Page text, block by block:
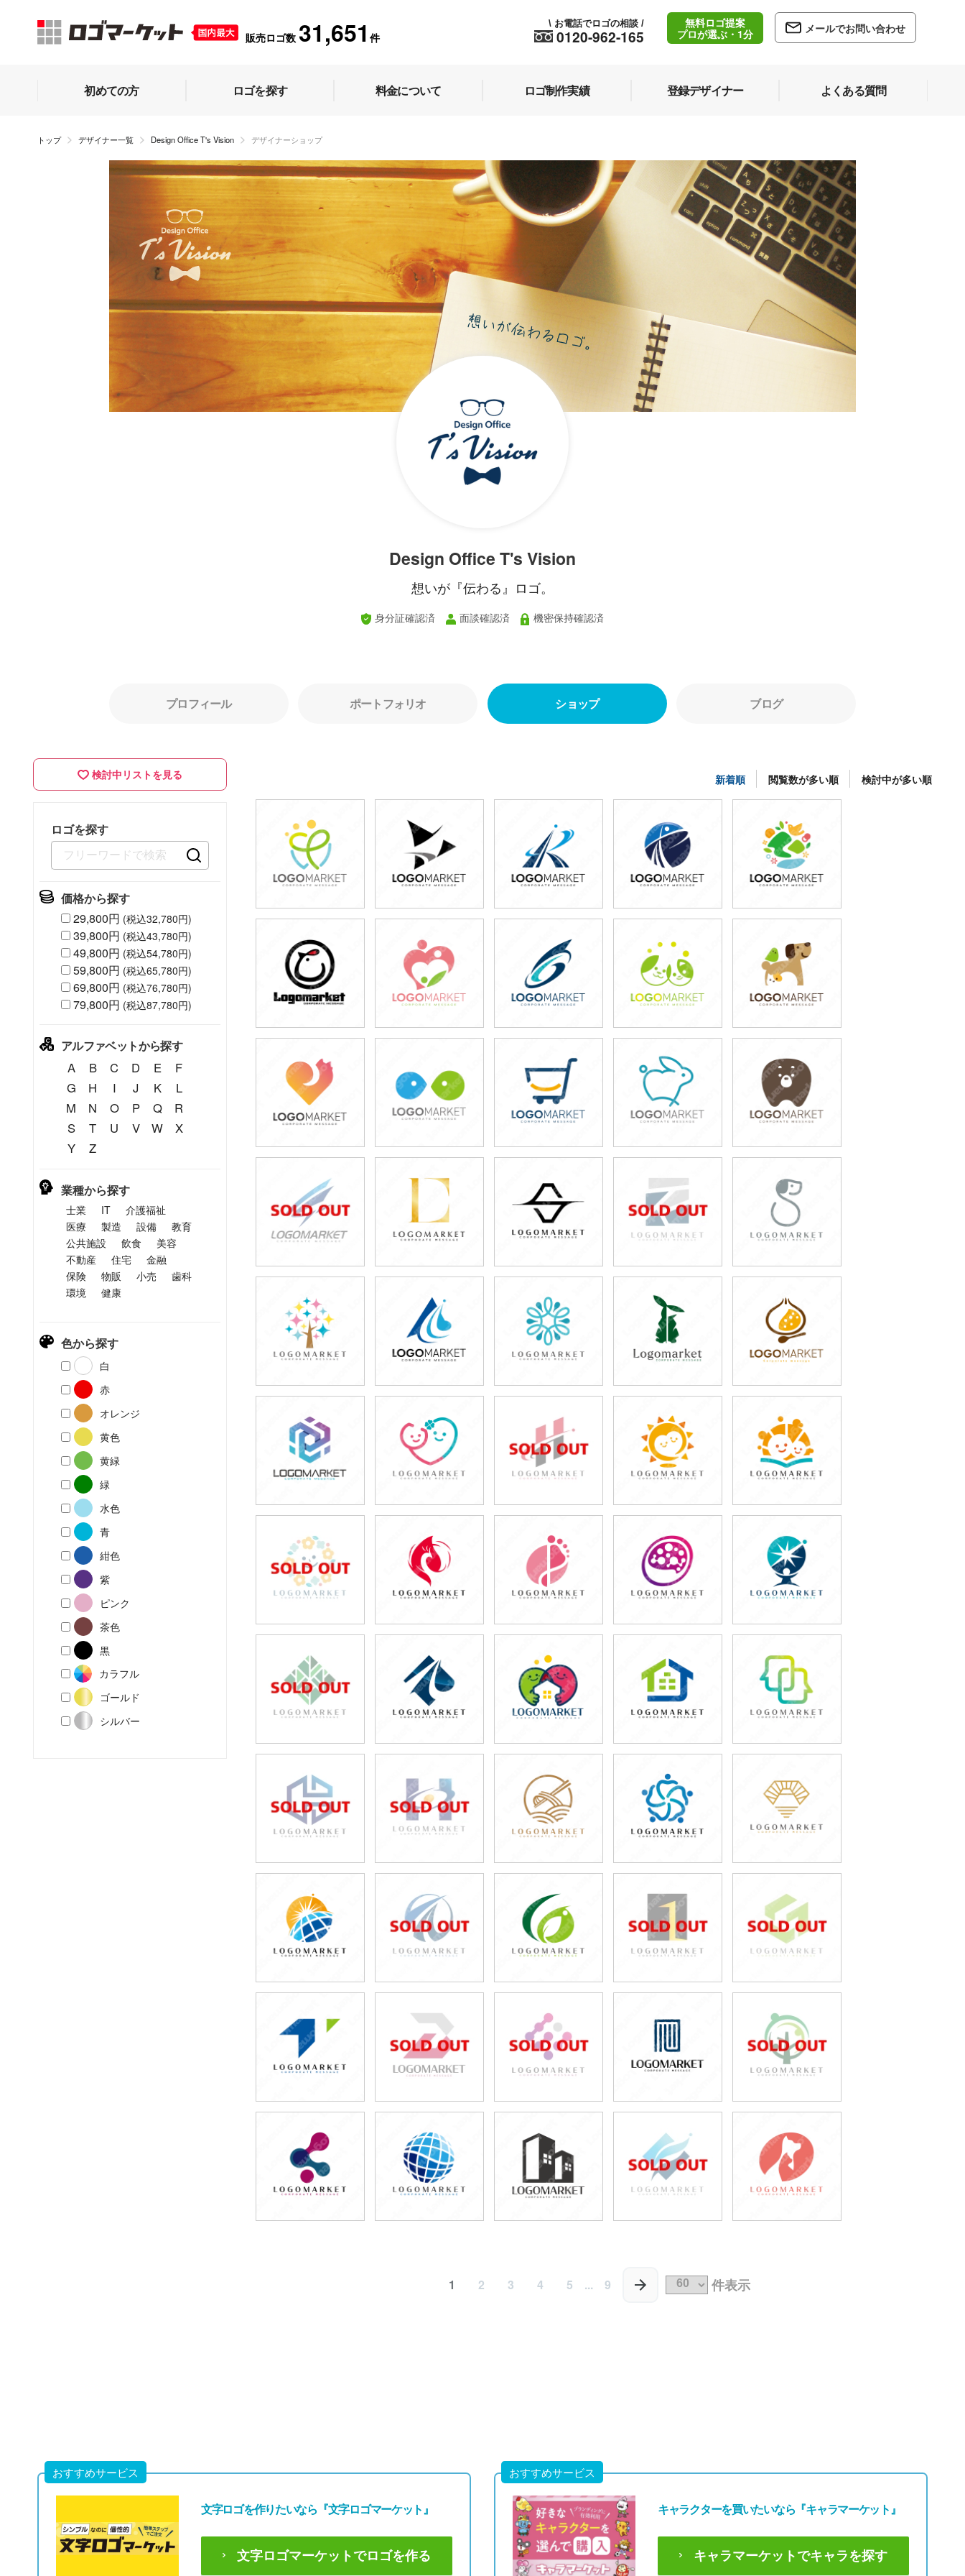
販売ロゴ数 31,651 件 0120-962-165
\ お電話でロゴの相談 /
無料ロゴ提案
プロが選ぶ・1分
メールでお問い合わせ
初めての方 ロゴを探す 料金について ロゴ制作実績 登録デザイナー よくある質問
トップ デザイナー一覧 Design Office T's Vision デザイナーショップ
Design Office T's Vision
想いが『伝わる』ロゴ。
身分証確認済 面談確認済 機密保持確認済
プロフィール ポートフォリオ ショップ ブログ
検討中リストを見る
ロゴを探す
価格から探す
29,800円 (税込32,780円)
39,800円 (税込43,780円)
49,800円 (税込54,780円)
59,800円 (税込65,780円)
69,800円 (税込76,780円)
79,800円 (税込87,780円)
アルファベットから探す
A B C D E
F
G
H I J K
L
M
N O P Q
R
S
T U V W
X
Y
Z
業種から探す
士業 IT
介護福祉
医療
製造 設備
教育
公共施設
飲食
美容
不動産
住宅
金融
保険
物販 小売
歯科
環境
健康
色から探す
白
赤
オレンジ
黄色
黄緑
緑
水色
青
紺色
紫
ピンク
茶色
黒
カラフル
ゴールド
シルバー
新着順 閲覧数が多い順 検討中が多い順
49,800円
(税込54,780円)
49,800円
(税込54,780円)
49,800円
(税込54,780円)
49,800円
(税込54,780円)
49,800円
(税込54,780円)
49,800円
(税込54,780円) (税込54,780円)
49,800円
(税込54,780円)
49,800円
(税込54,780円)
49,800円
(税込54,780円)
49,800円
(税込54,780円)
49,800円
(税込54,780円)
49,800円
(税込54,780円)
49,800円
(税込54,780円)
49,800円
(税込54,780円)
59,800円
(税込65,780円)
49,800円
(税込54,780円)
49,800円
(税込54,780円)
49,800円
(税込54,780円)
49,800円
(税込54,780円)
49,800円
(税込54,780円)
49,800円
(税込54,780円)
49,800円
(税込54,780円)
59,800円
(税込65,780円)
49,800円
(税込54,780円)
49,800円
(税込54,780円)
49,800円
(税込54,780円)
49,800円
(税込54,780円)
49,800円
(税込54,780円)
49,800円
(税込54,780円)
49,800円
(税込54,780円)
49,800円
(税込54,780円)
49,800円
(税込54,780円)
49,800円
(税込54,780円)
49,800円
(税込54,780円)
59,800円
(税込65,780円)
49,800円
(税込54,780円)
49,800円
(税込54,780円)
49,800円
(税込54,780円)
49,800円
(税込54,780円)
49,800円
(税込54,780円)
49,800円
(税込54,780円)
49,800円
(税込54,780円)
49,800円
(税込54,780円)
49,800円
(税込54,780円)
49,800円
(税込54,780円)
49,800円
(税込54,780円)
49,800円
(税込54,780円)
49,800円
(税込54,780円)
49,800円
(税込54,780円)
49,800円
(税込54,780円)
49,800円
(税込54,780円)
49,800円
(税込54,780円)
49,800円
(税込54,780円)
49,800円
(税込54,780円)
1 2 3 4 5 ... 9 件表示
おすすめサービス
文字ロゴを作りたいなら 『文字ロゴマーケット』
文字ロゴマーケットでロゴを作る
おすすめサービス
キャラクターを買いたいなら 『キャラマーケット』
キャラマーケットでキャラを探す